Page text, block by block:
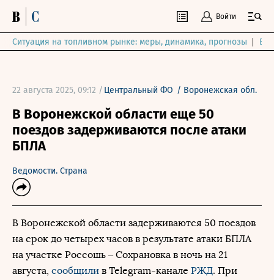
Войти
Ситуация на топливном рынке: меры, динамика, прогнозы
22 августа 2025, 09:12 / Центральный ФО / Воронежская обл.
В Воронежской области еще 50
поездов задерживаются после атаки
БПЛА
Ведомости. Страна
В Воронежской области задерживаются 50 поездов
на срок до четырех часов в результате атаки БПЛА
на участке Россошь – Сохрановка в ночь на 21
августа, сообщили в Telegram-канале РЖД. При